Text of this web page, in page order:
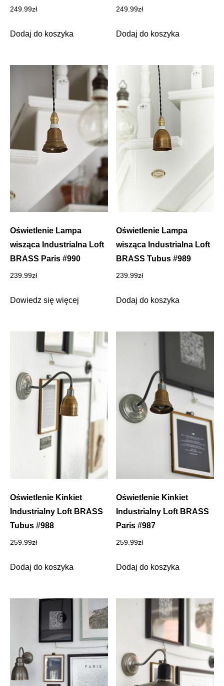
249.99zł
Dodaj do koszyka
249.99zł
Dodaj do koszyka
Oświetlenie Lampa
wisząca Industrialna Loft
BRASS Paris #990
239.99zł
Dowiedz się więcej
Oświetlenie Lampa
wisząca Industrialna Loft
BRASS Tubus #989
239.99zł
Dodaj do koszyka
Oświetlenie Kinkiet
Industrialny Loft BRASS
Tubus #988
259.99zł
Dodaj do koszyka
Oświetlenie Kinkiet
Industrialny Loft BRASS
Paris #987
259.99zł
Dodaj do koszyka